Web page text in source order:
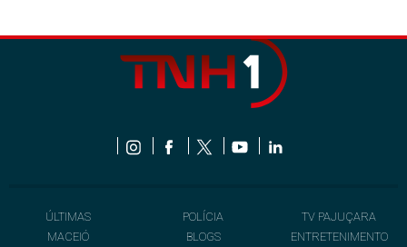
ÚLTIMAS
MACEIÓ
POLÍCIA
BLOGS
TV PAJUÇARA
ENTRETENIMENTO